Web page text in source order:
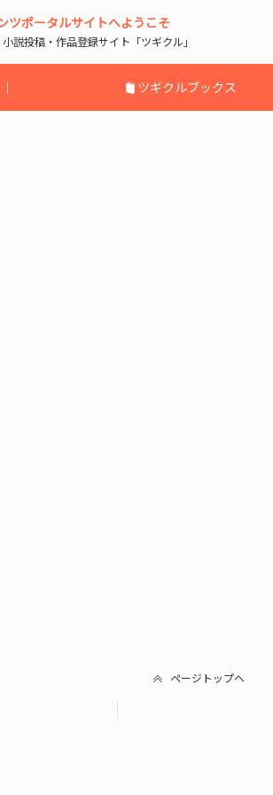
ツポータルサイトへようこそ
説投稿・作品登録サイト「ツギクル」
｜ ツギクルブックス
ページトップへ